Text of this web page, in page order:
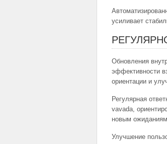
усиливает
Обновления
эффективности
ориентации и
Регулярная
vavada,
новым
Улучшение